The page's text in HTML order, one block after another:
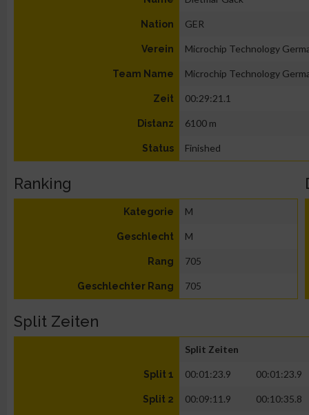
Nation GER
Verein Microchip Technology
Team Name Microchip Technology
Zeit 00:29:21.1
Distanz 6100 m
Status Finished
Ranking
Kategorie M
Geschlecht M
Rang 705
Geschlechter Rang 705
Split Zeiten
Split Zeiten
Split 1 00:01:23.9 00:01:23.9
Split 2 00:09:11.9 00:10:35.8